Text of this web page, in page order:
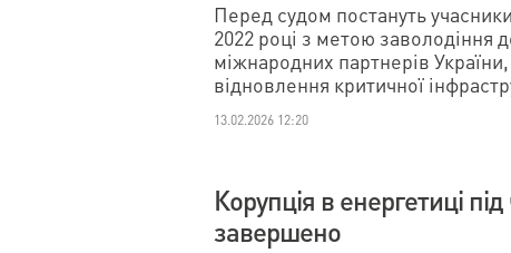
Перед судом постануть
2022 році з метою
міжнародних партнерів
відновлення критичної
13.02.2026 12:20
Корупція в енергетиці
завершено